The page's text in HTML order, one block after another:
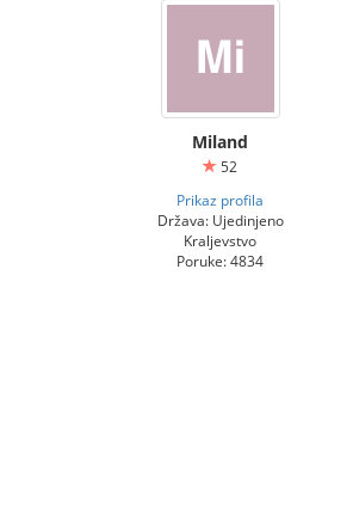
Miland
52
Prikaz profila
Država: Ujedinjeno
Kraljevstvo
Poruke: 4834